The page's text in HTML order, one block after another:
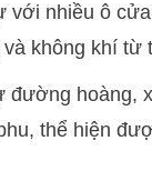
với nhiều ô
không khí từ
hoàng,
thể hiện